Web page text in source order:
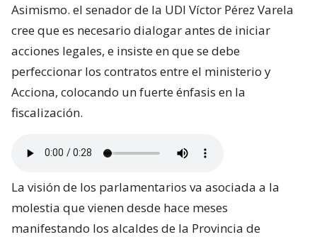
Asimismo. el senador de la UDI Víctor Pérez Varela
cree que es necesario dialogar antes de iniciar
acciones legales, e insiste en que se debe
perfeccionar los contratos entre el ministerio y
Acciona, colocando un fuerte énfasis en la
fiscalización.
La visión de los parlamentarios va asociada a la
molestia que vienen desde hace meses
manifestando los alcaldes de la Provincia de